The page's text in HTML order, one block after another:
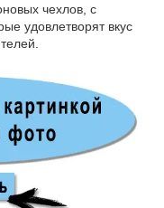
чехлов, с
удовлетворят вкус
потребителей.